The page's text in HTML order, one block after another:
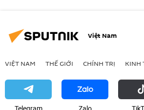
Việt Nam
VIỆT NAM THẾ GIỚI CHÍNH TRỊ KINH